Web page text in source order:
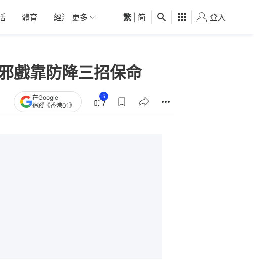
體育 經濟 01深圳 觀點 健康 好食玩飛
更多 繁 简 登入
戲靠防降三招保命
在Google
追蹤《香港01》
5